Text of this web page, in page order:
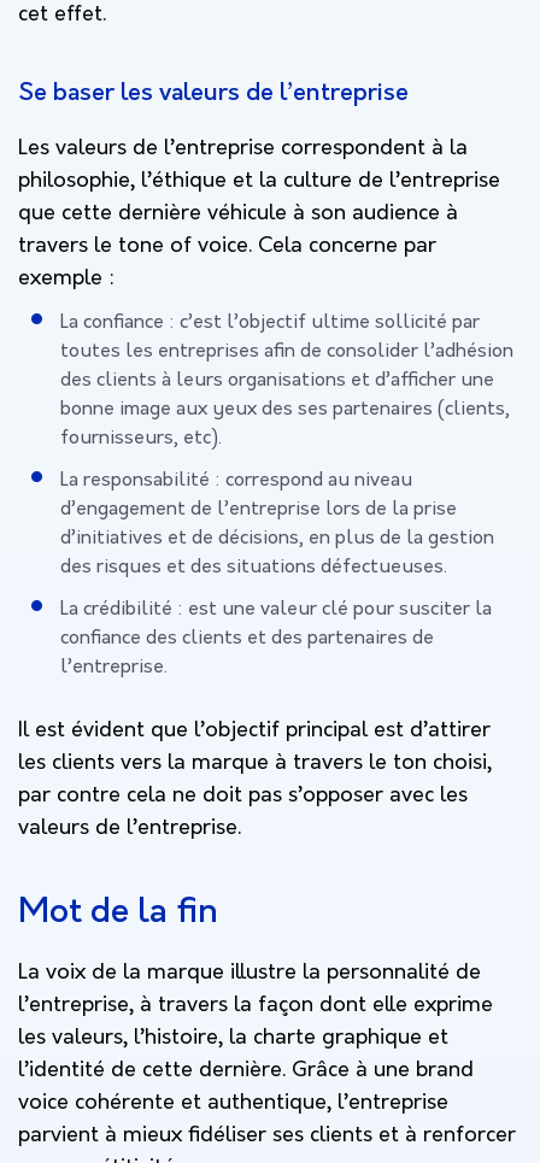
cet effet.
Se baser les valeurs de l’entreprise
Les valeurs de l’entreprise correspondent à la
philosophie, l’éthique et la culture de l’entreprise
que cette dernière véhicule à son audience à
travers le tone of voice. Cela concerne par
exemple :
La confiance : c’est l’objectif ultime sollicité par
toutes les entreprises afin de consolider l’adhésion
des clients à leurs organisations et d’afficher une
bonne image aux yeux des ses partenaires (clients,
fournisseurs, etc).
La responsabilité : correspond au niveau
d’engagement de l’entreprise lors de la prise
d’initiatives et de décisions, en plus de la gestion
des risques et des situations défectueuses.
La crédibilité : est une valeur clé pour susciter la
confiance des clients et des partenaires de
l’entreprise.
Il est évident que l’objectif principal est d’attirer
les clients vers la marque à travers le ton choisi,
par contre cela ne doit pas s’opposer avec les
valeurs de l’entreprise.
Mot de la fin
La voix de la marque illustre la personnalité de
l’entreprise, à travers la façon dont elle exprime
les valeurs, l’histoire, la charte graphique et
l’identité de cette dernière. Grâce à une brand
voice cohérente et authentique, l’entreprise
parvient à mieux fidéliser ses clients et à renforcer